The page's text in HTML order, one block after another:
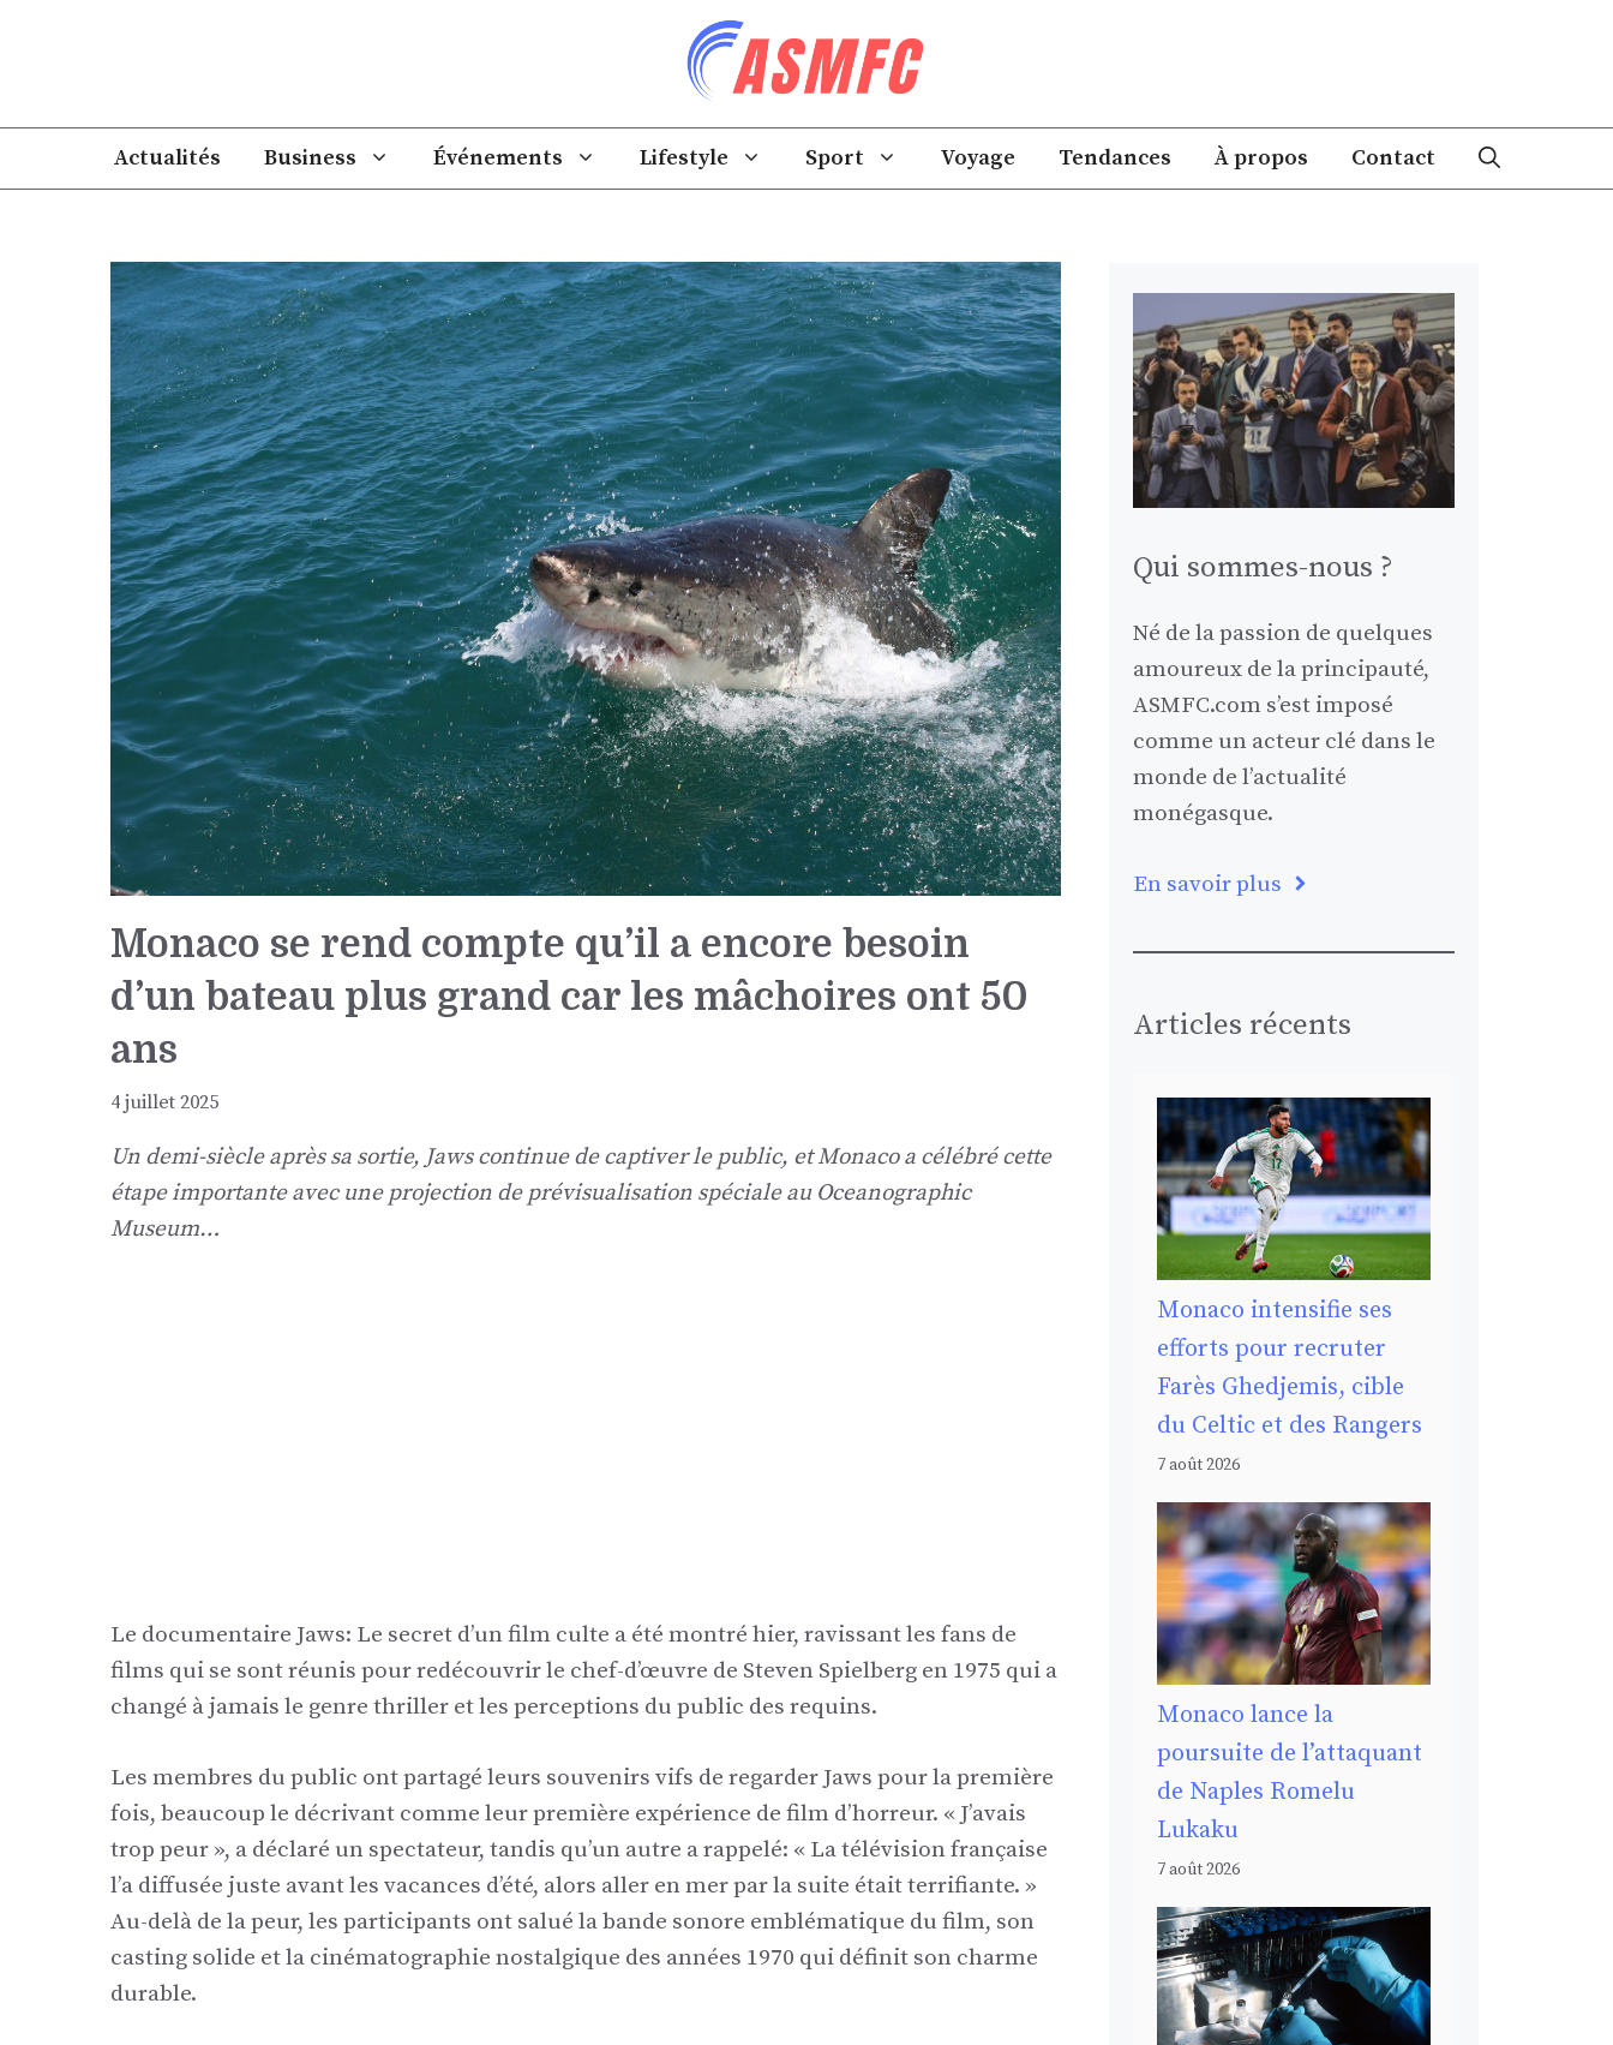
Actualités Business Événements Lifestyle Sport Voyage Tendances À propos Contact
Monaco se rend compte qu’il a encore besoin
d’un bateau plus grand car les mâchoires ont 50
ans
4 juillet 2025
Un demi-siècle après sa sortie, Jaws continue de captiver le public, et Monaco a célébré cette
étape importante avec une projection de prévisualisation spéciale au Oceanographic
Museum…
Le documentaire Jaws: Le secret d’un film culte a été montré hier, ravissant les fans de
films qui se sont réunis pour redécouvrir le chef-d’œuvre de Steven Spielberg en 1975 qui a
changé à jamais le genre thriller et les perceptions du public des requins.
Les membres du public ont partagé leurs souvenirs vifs de regarder Jaws pour la première
fois, beaucoup le décrivant comme leur première expérience de film d’horreur. « J’avais
trop peur », a déclaré un spectateur, tandis qu’un autre a rappelé: « La télévision française
l’a diffusée juste avant les vacances d’été, alors aller en mer par la suite était terrifiante. »
Au-delà de la peur, les participants ont salué la bande sonore emblématique du film, son
casting solide et la cinématographie nostalgique des années 1970 qui définit son charme
durable.
Qui sommes-nous ?
Né de la passion de quelques
amoureux de la principauté,
ASMFC.com s’est imposé
comme un acteur clé dans le
monde de l’actualité
monégasque.
En savoir plus
Articles récents
Monaco intensifie ses
efforts pour recruter
Farès Ghedjemis, cible
du Celtic et des Rangers
7 août 2026
Monaco lance la
poursuite de l’attaquant
de Naples Romelu
Lukaku
7 août 2026